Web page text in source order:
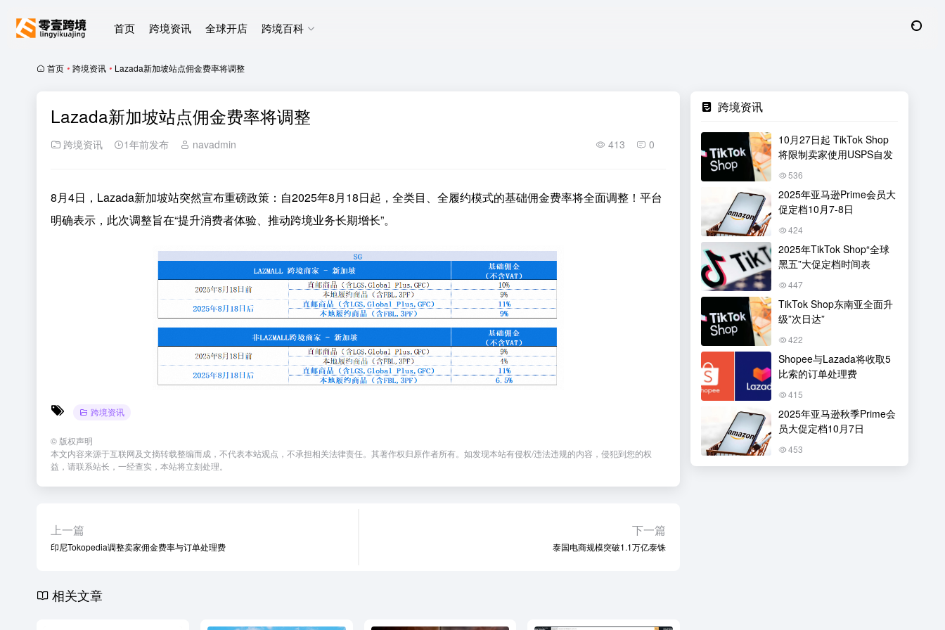
首页 跨境资讯 全球开店 跨境百科
首页 • 跨境资讯 • Lazada新加坡站点佣金费率将调整
Lazada新加坡站点佣金费率将调整
跨境资讯 1年前发布 navadmin 413 0
8月4日，Lazada新加坡站突然宣布重磅政策：自2025年8月18日起，全类目、全履约模式的基础佣金费率将全面调整！平台
明确表示，此次调整旨在“提升消费者体验、推动跨境业务长期增长”。
跨境资讯
© 版权声明
本文内容来源于互联网及文摘转载整编而成，不代表本站观点，不承担相关法律责任。其著作权归原作者所有。如发现本站有侵权/违法违规的内容，侵犯到您的权
益，请联系站长，一经查实，本站将立刻处理。
上一篇
印尼Tokopedia调整卖家佣金费率与订单处理费
下一篇
泰国电商规模突破1.1万亿泰铢
相关文章
跨境资讯
10月27日起 TikTok Shop
将限制卖家使用USPS自发
536
2025年亚马逊Prime会员大
促定档10月7-8日
424
2025年TikTok Shop“全球
黑五”大促定档时间表
447
TikTok Shop东南亚全面升
级”次日达”
422
Shopee与Lazada将收取5
比索的订单处理费
415
2025年亚马逊秋季Prime会
员大促定档10月7日
453